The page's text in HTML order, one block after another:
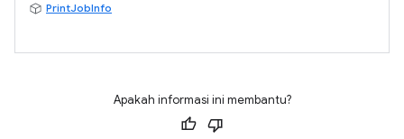
PrintJobInfo
Apakah informasi ini membantu?